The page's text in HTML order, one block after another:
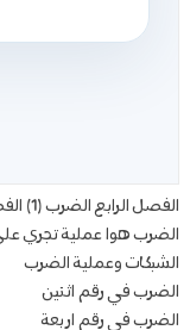
الفصل الرابع الضرب (1) الفصل الخامس الضرب (2)
الضرب هوا عملية تجري
الشبكات وعملية الضرب
الضرب في رقم اثنين
الضرب في رقم اربعة